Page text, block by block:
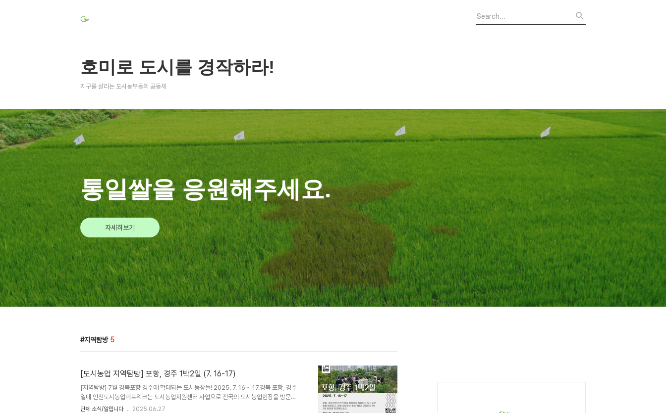
호미로 도시를 경작하라!
지구를 살리는 도시농부들의 공동체
통일쌀을 응원해주세요.
자세히보기
지역탐방 5
[도시농업 지역탐방] 포항, 경주 1박2일 (7. 16-17)
[지역탐방] 7월 경북포항 경주에 확대되는 도시농장들! 2025. 7. 16 ~ 17.경북 포항, 경주
일대 인천도시농업네트워크는 도시농업지원센터 사업으로 전국의 도시농업현장을 방문견
학하는 [지역탐방]을 진행합니다. 다양한 방식의 도시농업실천, 도시텃밭운영을 보고 듣고
단체 소식/알립니다 2025.06.27